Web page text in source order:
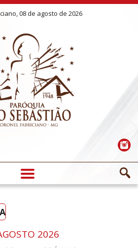
08 de agosto de 2026